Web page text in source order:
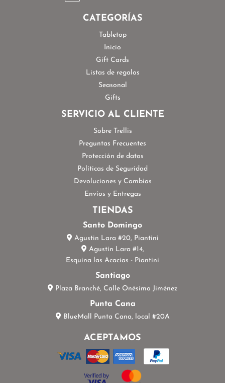
CATEGORÍAS
Tabletop
Inicio
Gift Cards
Listas de regalos
Seasonal
Gifts
SERVICIO AL CLIENTE
Sobre Trellis
Preguntas Frecuentes
Protección de datos
Políticas de Seguridad
Devoluciones y Cambios
Envíos y Entregas
TIENDAS
Santo Domingo
Agustin Lara #20, Piantini
Agustín Lara #14,
Esquina las Acacias - Piantini
Santiago
Plaza Branché, Calle Onésimo Jiménez
Punta Cana
BlueMall Punta Cana, local #20A
ACEPTAMOS